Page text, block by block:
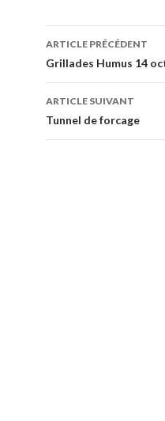
Navigation
des
articles
ARTICLE PRÉCÉDENT
Grillades Humus 14
ARTICLE SUIVANT
Tunnel de forcage